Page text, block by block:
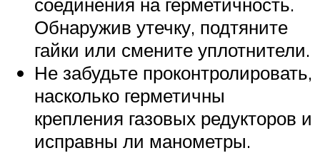
Обнаружив утечку, подтяните
гайки или смените уплотнители.
Не забудьте проконтролировать,
насколько герметичны
крепления газовых редукторов и
исправны ли манометры.